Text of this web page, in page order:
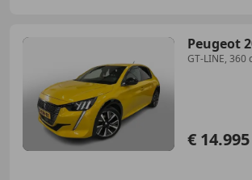
Peugeot
GT-LINE, 360
€ 14.995